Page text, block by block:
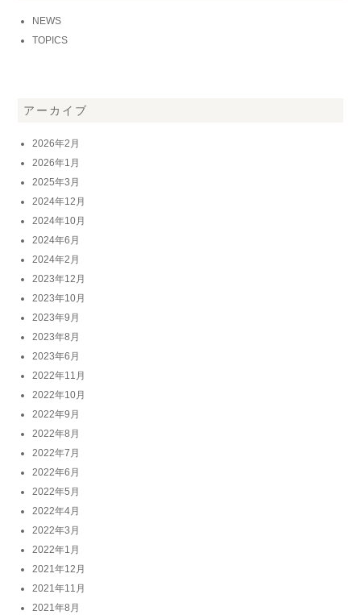
NEWS
TOPICS
アーカイブ
2026年2月
2026年1月
2025年3月
2024年12月
2024年10月
2024年6月
2024年2月
2023年12月
2023年10月
2023年9月
2023年8月
2023年6月
2022年11月
2022年10月
2022年9月
2022年8月
2022年7月
2022年6月
2022年5月
2022年4月
2022年3月
2022年1月
2021年12月
2021年11月
2021年8月